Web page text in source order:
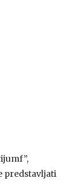
predstavljati